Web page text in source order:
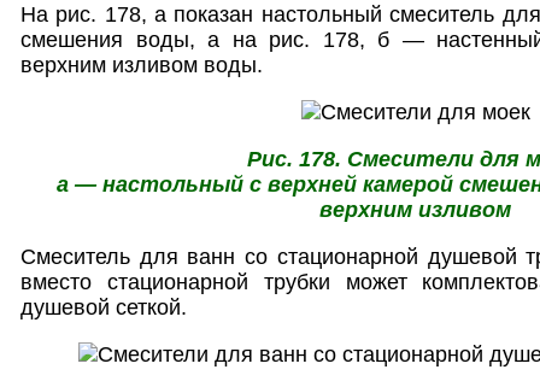
На рис. 178, а показан настольный смеситель
смешения воды, а на рис. 178, б —
верхним изливом воды.
Рис. 178. Смесители для
а — настольный с верхней камерой
верхним изливом
Смеситель для ванн со стационарной душевой
вместо стационарной трубки может
душевой сеткой.